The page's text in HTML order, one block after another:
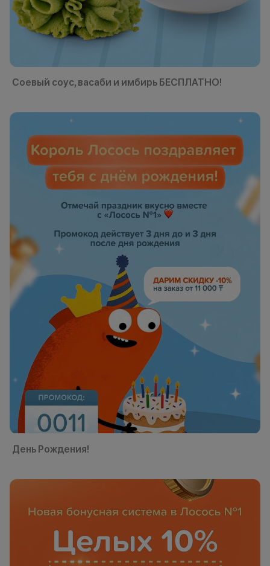
Соевый соус, васаби и имбирь БЕСПЛАТНО!
День Рождения!